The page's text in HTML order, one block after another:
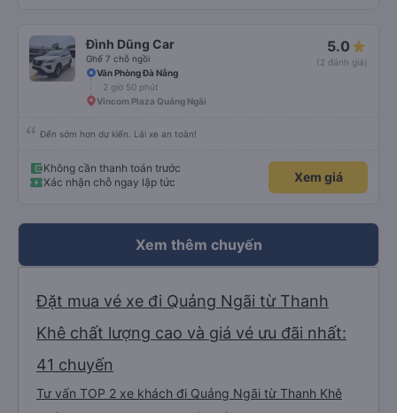
Đình Dũng Car
Ghế 7 chỗ ngồi
5.0
(2 đánh giá)
Văn Phòng Đà Nẵng
2 giờ 50 phút
Vincom Plaza Quảng Ngãi
Đến sớm hơn dự kiến. Lái xe an toàn!
Không cần thanh toán trước
Xác nhận chỗ ngay lập tức
Xem giá
Xem thêm chuyến
Đặt mua vé xe đi Quảng Ngãi từ Thanh
Khê chất lượng cao và giá vé ưu đãi nhất:
41 chuyến
Tư vấn TOP 2 xe khách đi Quảng Ngãi từ Thanh Khê